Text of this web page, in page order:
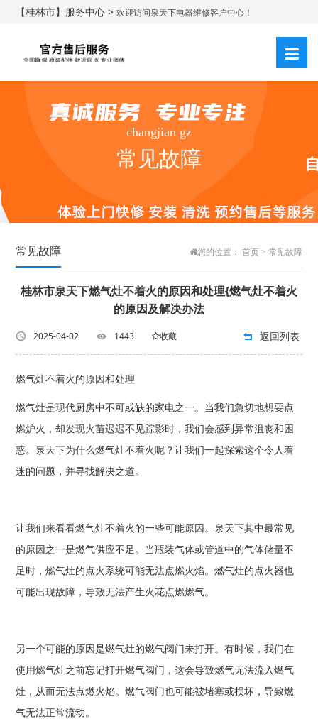
【桂林市】服务中心 >欢迎访问泉天下电器维修客户中心！
changjian gz
常见故障
常见故障 您的位置： 首页> 常见故障
桂林市泉天下燃气灶不着火的原因和处理{燃气灶不着火
的原因及解决办法
2025-04-02 1443 收藏 返回列表
燃气灶不着火的原因和处理
燃气灶是现代厨房中不可或缺的家电之一。当我们急切地想要点
燃炉火，却发现火苗迟迟不见踪影时，我们会感到异常沮丧和困
惑。泉天下为什么燃气灶不着火呢？让我们一起探索这个令人着
迷的问题，并寻找解决之道。
让我们来看看燃气灶不着火的一些可能原因。泉天下其中最常见
的原因之一是燃气供应不足。当瓶装气体或管道中的气体储量不
足时，燃气灶的点火系统可能无法点燃火焰。燃气灶的点火器也
可能出现故障，导致无法产生火花点燃燃气。
另一个可能的原因是燃气灶的燃气阀门未打开。有时候，我们在
使用燃气灶之前忘记打开燃气阀门，这会导致燃气无法流入燃气
灶，从而无法点燃火焰。燃气阀门也可能被堵塞或损坏，导致燃
气无法正常流动。